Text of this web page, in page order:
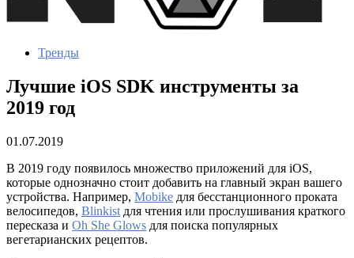
Тренды
Лучшие iOS SDK инструменты за
2019 год
01.07.2019
В 2019 году появилось множество приложений для iOS,
которые однозначно стоит добавить на главный экран вашего
устройства. Например, Mobike для бесстанционного проката
велосипедов, Blinkist для чтения или прослушивания краткого
пересказа и Oh She Glows для поиска популярных
вегетарианских рецептов.